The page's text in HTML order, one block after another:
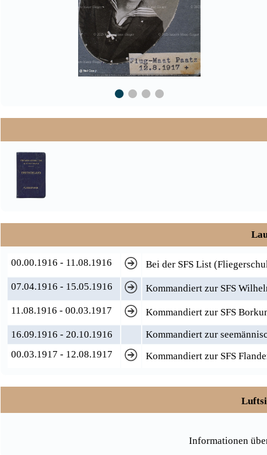
00.00.1916 - 11.08.1916
Bei der SFS List
07.04.1916 - 15.05.1916
Kommandiert zur SFS
11.08.1916 - 00.03.1917
Kommandiert zur SFS
16.09.1916 - 20.10.1916
Kommandiert zur
00.03.1917 - 12.08.1917
Kommandiert zur SFS
Informationen